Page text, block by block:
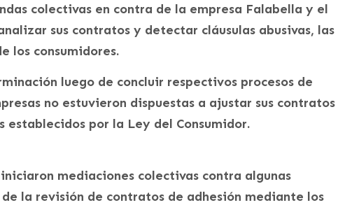
colectivas en contra de la empresa Falabella y el
sus contratos y detectar cláusulas abusivas, las
los consumidores.
luego de concluir respectivos procesos de
no estuvieron dispuestas a ajustar sus contratos
establecidos por la Ley del Consumidor.
mediaciones colectivas contra algunas
la revisión de contratos de adhesión mediante los